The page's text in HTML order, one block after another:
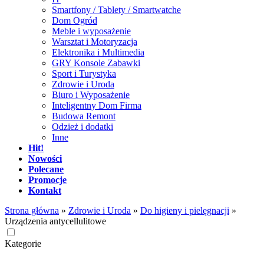
Smartfony / Tablety / Smartwatche
Dom Ogród
Meble i wyposażenie
Warsztat i Motoryzacja
Elektronika i Multimedia
GRY Konsole Zabawki
Sport i Turystyka
Zdrowie i Uroda
Biuro i Wyposażenie
Inteligentny Dom Firma
Budowa Remont
Odzież i dodatki
Inne
Hit!
Nowości
Polecane
Promocje
Kontakt
Strona główna » Zdrowie i Uroda » Do higieny i pielęgnacji »
Urządzenia antycellulitowe
Kategorie